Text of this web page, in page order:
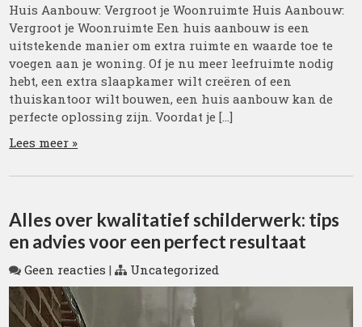
Huis Aanbouw: Vergroot je Woonruimte Huis Aanbouw:
Vergroot je Woonruimte Een huis aanbouw is een
uitstekende manier om extra ruimte en waarde toe te
voegen aan je woning. Of je nu meer leefruimte nodig
hebt, een extra slaapkamer wilt creëren of een
thuiskantoor wilt bouwen, een huis aanbouw kan de
perfecte oplossing zijn. Voordat je […]
Lees meer »
Alles over kwalitatief schilderwerk: tips
en advies voor een perfect resultaat
Geen reacties | Uncategorized